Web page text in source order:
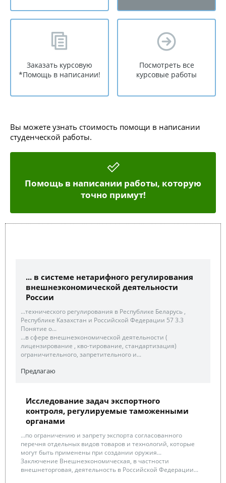
Заказать курсовую
*Помощь в написании!
Посмотреть все
курсовые работы
Вы можете узнать стоимость помощи в написании
студенческой работы.
Помощь в написании работы, которую
точно примут!
... в системе нетарифного регулирования
внешнеэкономической деятельности
России
...технического регулирования в Республике Беларусь ,
Республике Казахстан и Российской Федерации 57 3.3
Понятие о...
...в сфере внешнеэкономической деятельности (
лицензирование , кво-тирование, стандартизация)
ограничительного, запретительного и...
Предлагаю
Исследование задач экспортного
контроля, регулируемые таможенными
органами
...по ограничению и запрету экспорта согласованного
перечня отдельных видов товаров и технологий, которые
могут быть применены при создании оружия...
Заключение Внешнеэкономическая, в частности
внешнеторговая, деятельность в Российской Федерации...